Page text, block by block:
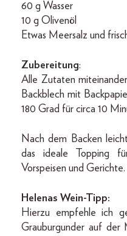
60 g Wasser
10 g Olivenöl
Etwas Meersalz und
Zubereitung:
Alle Zutaten
Backblech mit
180 Grad für circa 10
Nach dem Backen
das ideale Topping
Vorspeisen und Gerichte.
Helenas Wein-Tipp:
Hierzu empfehle ich
Grauburgunder auf der